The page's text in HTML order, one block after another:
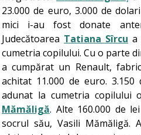
23.000 de euro, 3.000 de
mici i-au fost donate
Judecătoarea Tatiana Sîrcu a
cumetria copilului. Cu o parte
a cumpărat un Renault,
achitat 11.000 de euro.
adunat la cumetria copilului
Mămăligă. Alte 160.000 de
socrul său, Vasili Mămăligă.